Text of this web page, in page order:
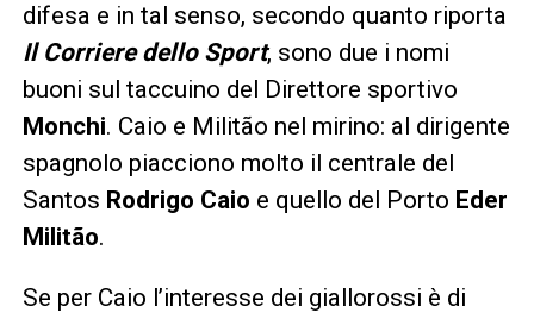
difesa e in tal senso, secondo quanto riporta
Il Corriere dello Sport, sono due i nomi
buoni sul taccuino del Direttore sportivo
Monchi. Caio e Militão nel mirino: al dirigente
spagnolo piacciono molto il centrale del
Santos Rodrigo Caio e quello del Porto Eder
Militão.
Se per Caio l’interesse dei giallorossi è di